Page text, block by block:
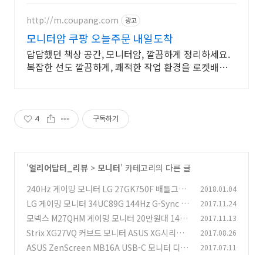
http://m.coupang.com 광고
모니터암 쿠팡 오늘주문 내일도착
답답했던 책상 공간, 모니터암, 깔끔하게 정리하세요.
복잡한 선도 깔끔하게, 쾌적한 작업 환경을 로켓배송으
4 구독하기
'얼리어답터_리뷰 > 모니터' 카테고리의 다른 글
240Hz 게이밍 모니터 LG 27GK750F 배틀그라
운드 오버워치
(3)
2018.01.04
LG 게이밍 모니터 34UC89G 144Hz G-Sync IP
S 배틀그라운드 게임
(10)
2017.11.24
모넥스 M27QHM 게이밍 모니터 20만원대 144
Hz 모니터
(12)
2017.11.13
Strix XG27VQ 커브드 모니터 ASUS XG시리즈
모니터 리뷰 (4)
2017.08.26
ASUS ZenScreen MB16A USB-C 모니터 디자
2017.07.11